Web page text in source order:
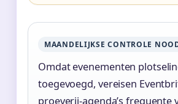
MAANDELIJKSE CONTROLE
Omdat evenementen
toegevoegd, vereisen
proeverij-agenda’s frequente